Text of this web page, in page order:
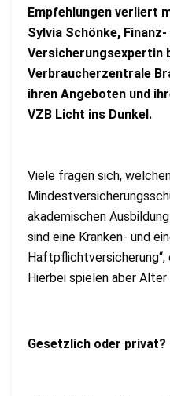
Empfehlungen verliert
Sylvia Schönke, Finanz-
Versicherungsexpertin
Verbraucherzentrale
ihren Angeboten und
VZB Licht ins Dunkel.
Viele fragen sich,
akademischen
sind eine Kranken- und
Haftpflichtversicherung“,
Hierbei spielen aber
Gesetzlich oder privat?